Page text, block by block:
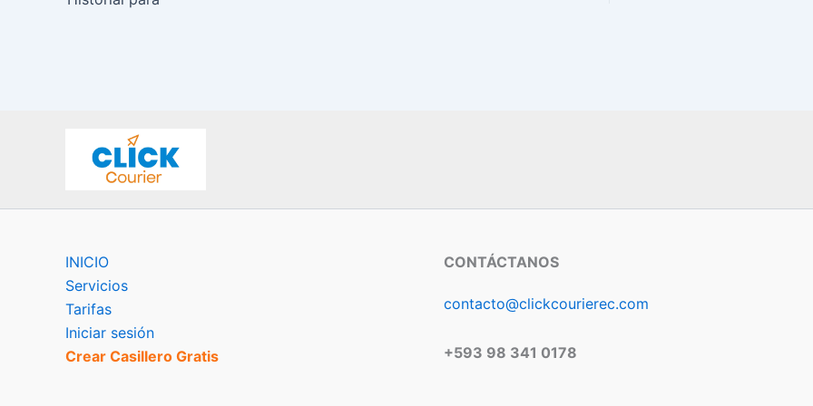
INICIO
Servicios
Tarifas
Iniciar sesión
Crear Casillero Gratis
CONTÁCTANOS
contacto@clickcourierec.com
+593 98 341 0178